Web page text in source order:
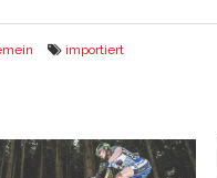
importiert